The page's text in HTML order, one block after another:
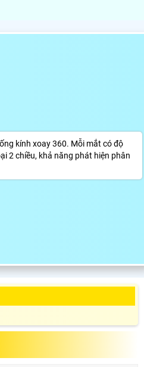
kính xoay 360. Mỗi mắt có độ
2 chiều, khả năng phát hiện phân